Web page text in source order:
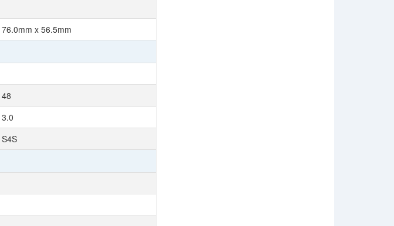
76.0mm x 56.5mm
48
3.0
S4S